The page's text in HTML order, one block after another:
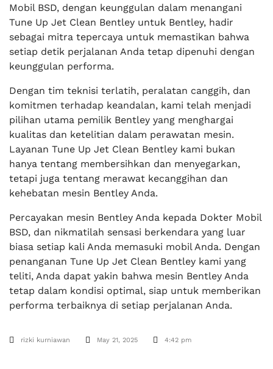
Mobil BSD, dengan keunggulan dalam menangani
Tune Up Jet Clean Bentley untuk Bentley, hadir
sebagai mitra tepercaya untuk memastikan bahwa
setiap detik perjalanan Anda tetap dipenuhi dengan
keunggulan performa.
Dengan tim teknisi terlatih, peralatan canggih, dan
komitmen terhadap keandalan, kami telah menjadi
pilihan utama pemilik Bentley yang menghargai
kualitas dan ketelitian dalam perawatan mesin.
Layanan Tune Up Jet Clean Bentley kami bukan
hanya tentang membersihkan dan menyegarkan,
tetapi juga tentang merawat kecanggihan dan
kehebatan mesin Bentley Anda.
Percayakan mesin Bentley Anda kepada Dokter Mobil
BSD, dan nikmatilah sensasi berkendara yang luar
biasa setiap kali Anda memasuki mobil Anda. Dengan
penanganan Tune Up Jet Clean Bentley kami yang
teliti, Anda dapat yakin bahwa mesin Bentley Anda
tetap dalam kondisi optimal, siap untuk memberikan
performa terbaiknya di setiap perjalanan Anda.
rizki kurniawan May 21, 2025 4:42 pm